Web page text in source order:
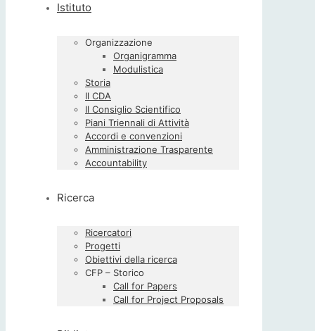
Istituto
Organizzazione
Organigramma
Modulistica
Storia
Il CDA
Il Consiglio Scientifico
Piani Triennali di Attività
Accordi e convenzioni
Amministrazione Trasparente
Accountability
Ricerca
Ricercatori
Progetti
Obiettivi della ricerca
CFP – Storico
Call for Papers
Call for Project Proposals